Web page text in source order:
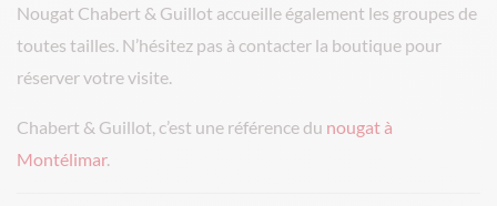
Nougat Chabert & Guillot accueille également les groupes de
toutes tailles. N’hésitez pas à contacter la boutique pour
réserver votre visite.
Chabert & Guillot, c’est une référence du nougat à
Montélimar.